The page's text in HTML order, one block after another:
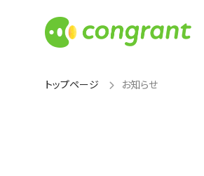
トップページ お知らせ